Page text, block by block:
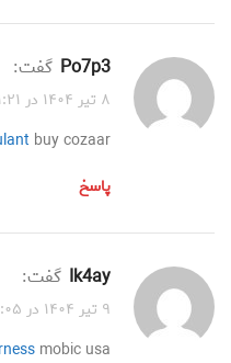
po7p3 گفت:
۸ تیر ۱۴۰۴ در ۱:۲۱ ق.ظ
buy cozaar
پاسخ
ik4ay گفت:
۹ تیر ۱۴۰۴ در ۱۱:۰۵ ب.ظ
mobic usa